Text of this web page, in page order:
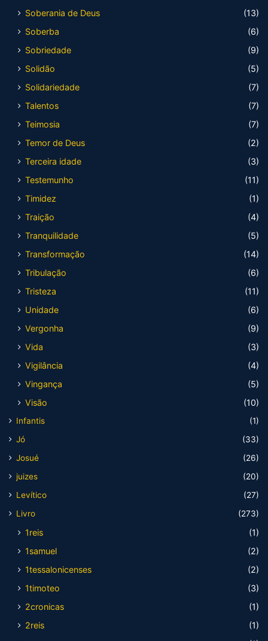
Soberania de Deus
(13)
Soberba
(6)
Sobriedade
(9)
Solidão
(5)
Solidariedade
(7)
Talentos
(7)
Teimosia
(7)
Temor de Deus
(2)
Terceira idade
(3)
Testemunho
(11)
Timidez
(1)
Traição
(4)
Tranquilidade
(5)
Transformação
(14)
Tribulação
(6)
Tristeza
(11)
Unidade
(6)
Vergonha
(9)
Vida
(3)
Vigilância
(4)
Vingança
(5)
Visão
(10)
Infantis
(1)
Jó
(33)
Josué
(26)
juizes
(20)
Levítico
(27)
Livro
(273)
1reis
(1)
1samuel
(2)
1tessalonicenses
(2)
1timoteo
(3)
2cronicas
(1)
2reis
(1)